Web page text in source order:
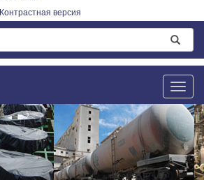
Контрастная версия
Toggle